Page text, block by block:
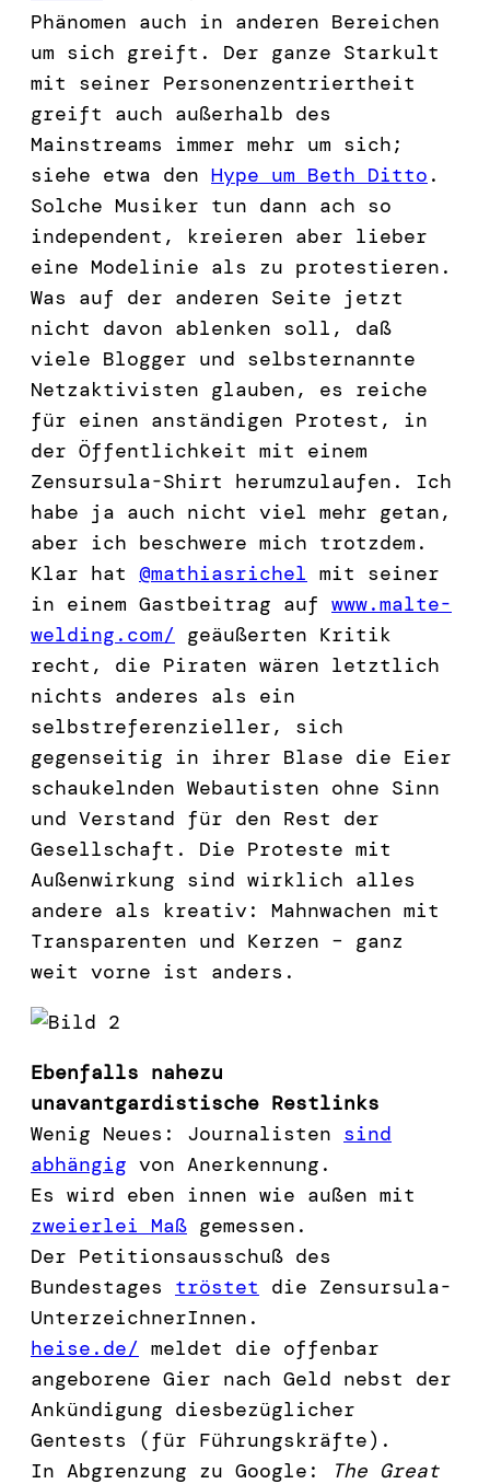
Phänomen auch in anderen Bereichen
um sich greift. Der ganze Starkult
mit seiner Personenzentriertheit
greift auch außerhalb des
Mainstreams immer mehr um sich;
siehe etwa den Hype um Beth Ditto .
Solche Musiker tun dann ach so
independent, kreieren aber lieber
eine Modelinie als zu protestieren.
Was auf der anderen Seite jetzt
nicht davon ablenken soll, daß
viele Blogger und selbsternannte
Netzaktivisten glauben, es reiche
für einen anständigen Protest, in
der Öffentlichkeit mit einem
Zensursula-Shirt herumzulaufen. Ich
habe ja auch nicht viel mehr getan,
aber ich beschwere mich trotzdem.
Klar hat @mathiasrichel mit seiner
in einem Gastbeitrag auf www.malte-
welding.com/ geäußerten Kritik
recht, die Piraten wären letztlich
nichts anderes als ein
selbstreferenzieller, sich
gegenseitig in ihrer Blase die Eier
schaukelnden Webautisten ohne Sinn
und Verstand für den Rest der
Gesellschaft. Die Proteste mit
Außenwirkung sind wirklich alles
andere als kreativ: Mahnwachen mit
Transparenten und Kerzen – ganz
weit vorne ist anders.
Ebenfalls nahezu
unavantgardistische Restlinks
Wenig Neues: Journalisten sind
abhängig von Anerkennung.
Es wird eben innen wie außen mit
zweierlei Maß gemessen.
Der Petitionsausschuß des
Bundestages tröstet die Zensursula-
UnterzeichnerInnen.
heise.de/ meldet die offenbar
angeborene Gier nach Geld nebst der
Ankündigung diesbezüglicher
Gentests (für Führungskräfte).
In Abgrenzung zu Google:
The Great